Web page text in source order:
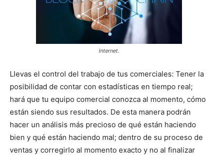
Internet.
Llevas el control del trabajo de tus comerciales: Tener la
posibilidad de contar con estadísticas en tiempo real;
hará que tu equipo comercial conozca al momento, cómo
están siendo sus resultados. De esta manera podrán
hacer un análisis más precioso de qué están haciendo
bien y qué están haciendo mal; dentro de su proceso de
ventas y corregirlo al momento exacto y no al finalizar